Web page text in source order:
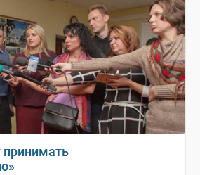
принимать